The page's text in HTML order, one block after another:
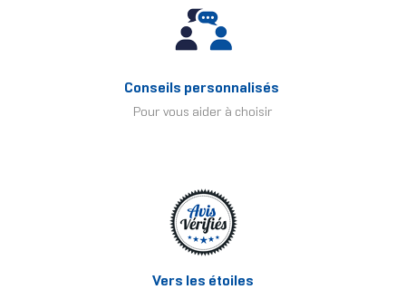
Conseils personnalisés
Pour vous aider à choisir
Vers les étoiles